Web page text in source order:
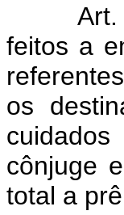
Art.
feitos a
os
cônjuge
total a